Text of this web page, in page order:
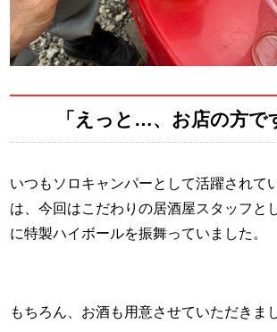
「えっと…、お店の方で
いつもソロキャンパーとして活躍されて
は、今回はこだわりの居酒屋スタッフと
に特製ハイボールを振舞っていました。
もちろん、お酒も用意させていただきま